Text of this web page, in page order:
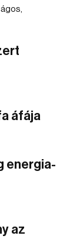
áfája
energia-
az